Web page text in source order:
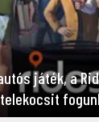
játék, a